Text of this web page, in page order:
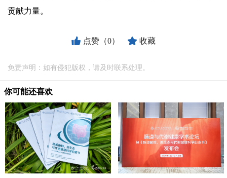
贡献力量。
点赞（0） 收藏
免责声明：如有侵犯版权，请及时联系处理。
你可能还喜欢